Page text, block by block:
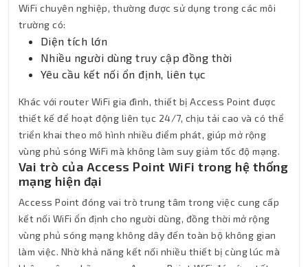
WiFi chuyên nghiệp, thường được sử dụng trong các môi
trường có:
Diện tích lớn
Nhiều người dùng truy cập đồng thời
Yêu cầu kết nối ổn định, liên tục
Khác với router WiFi gia đình, thiết bị Access Point được
thiết kế để hoạt động liên tục 24/7, chịu tải cao và có thể
triển khai theo mô hình nhiều điểm phát, giúp mở rộng
vùng phủ sóng WiFi mà không làm suy giảm tốc độ mạng.
Vai trò của Access Point WiFi trong hệ thống
mạng hiện đại
Access Point đóng vai trò trung tâm trong việc cung cấp
kết nối WiFi ổn định cho người dùng, đồng thời mở rộng
vùng phủ sóng mạng không dây đến toàn bộ không gian
làm việc. Nhờ khả năng kết nối nhiều thiết bị cùng lúc mà